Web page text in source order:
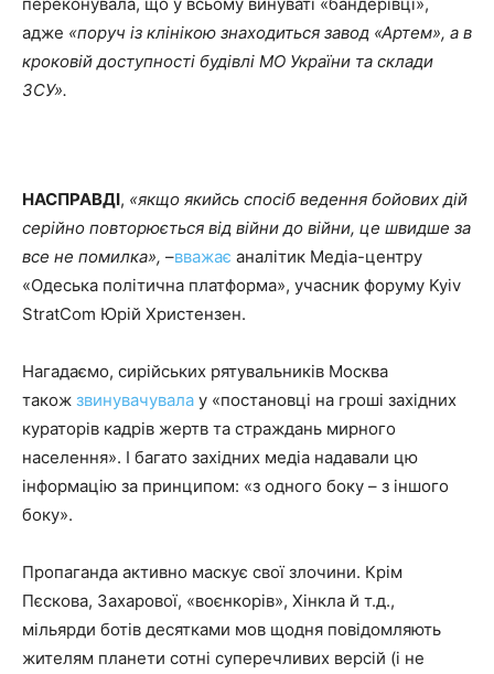
адже «поруч із клінікою знаходиться завод «Артем», а в
кроковій доступності будівлі МО України та склади
ЗСУ».
НАСПРАВДІ, «якщо якийсь спосіб ведення бойових дій
серійно повторюється від війни до війни, це швидше за
все не помилка», –вважає аналітик Медіа-центру
«Одеська політична платформа», учасник форуму Kyiv
StratCom Юрій Христензен.
Нагадаємо, сирійських рятувальників Москва
також звинувачувала у «постановці на гроші західних
кураторів кадрів жертв та страждань мирного
населення». І багато західних медіа надавали цю
інформацію за принципом: «з одного боку – з іншого
боку».
Пропаганда активно маскує свої злочини. Крім
Пєскова, Захарової, «воєнкорів», Хінкла й т.д.,
мільярди ботів десятками мов щодня повідомляють
жителям планети сотні суперечливих версій (і не